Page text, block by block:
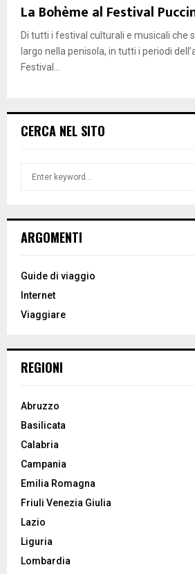
La Bohème al Festival
Di tutti i festival culturali e musicali che
largo nella penisola, in tutti i periodi
Festival...
CERCA NEL SITO
h
o
:
ARGOMENTI
Guide di viaggio
Internet
Viaggiare
REGIONI
Abruzzo
Basilicata
Calabria
Campania
Emilia Romagna
Friuli Venezia Giulia
Lazio
Liguria
Lombardia